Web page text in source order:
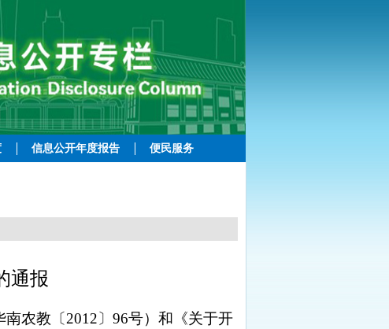
信息公开年度报告 便民服务
通报
农教〔 2012 〕96号）和《关于开